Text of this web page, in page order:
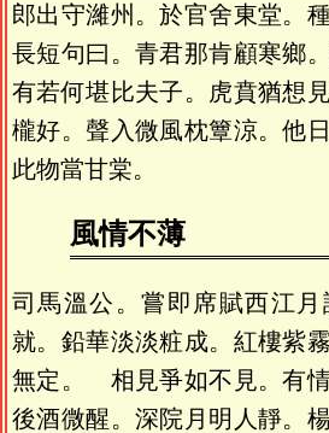
郎出守濰州。於官舍東堂。
長短句曰。青君那肯顧寒鄉
有若何堪比夫子。虎賁猶想
櫳好。聲入微風枕簟涼。他
此物當甘棠。
風情不薄
司馬溫公。嘗即席賦西江
就。鉛華淡淡粧成。紅樓紫
無定。 相見爭如不見。有
後酒微醒。深院月明人靜。